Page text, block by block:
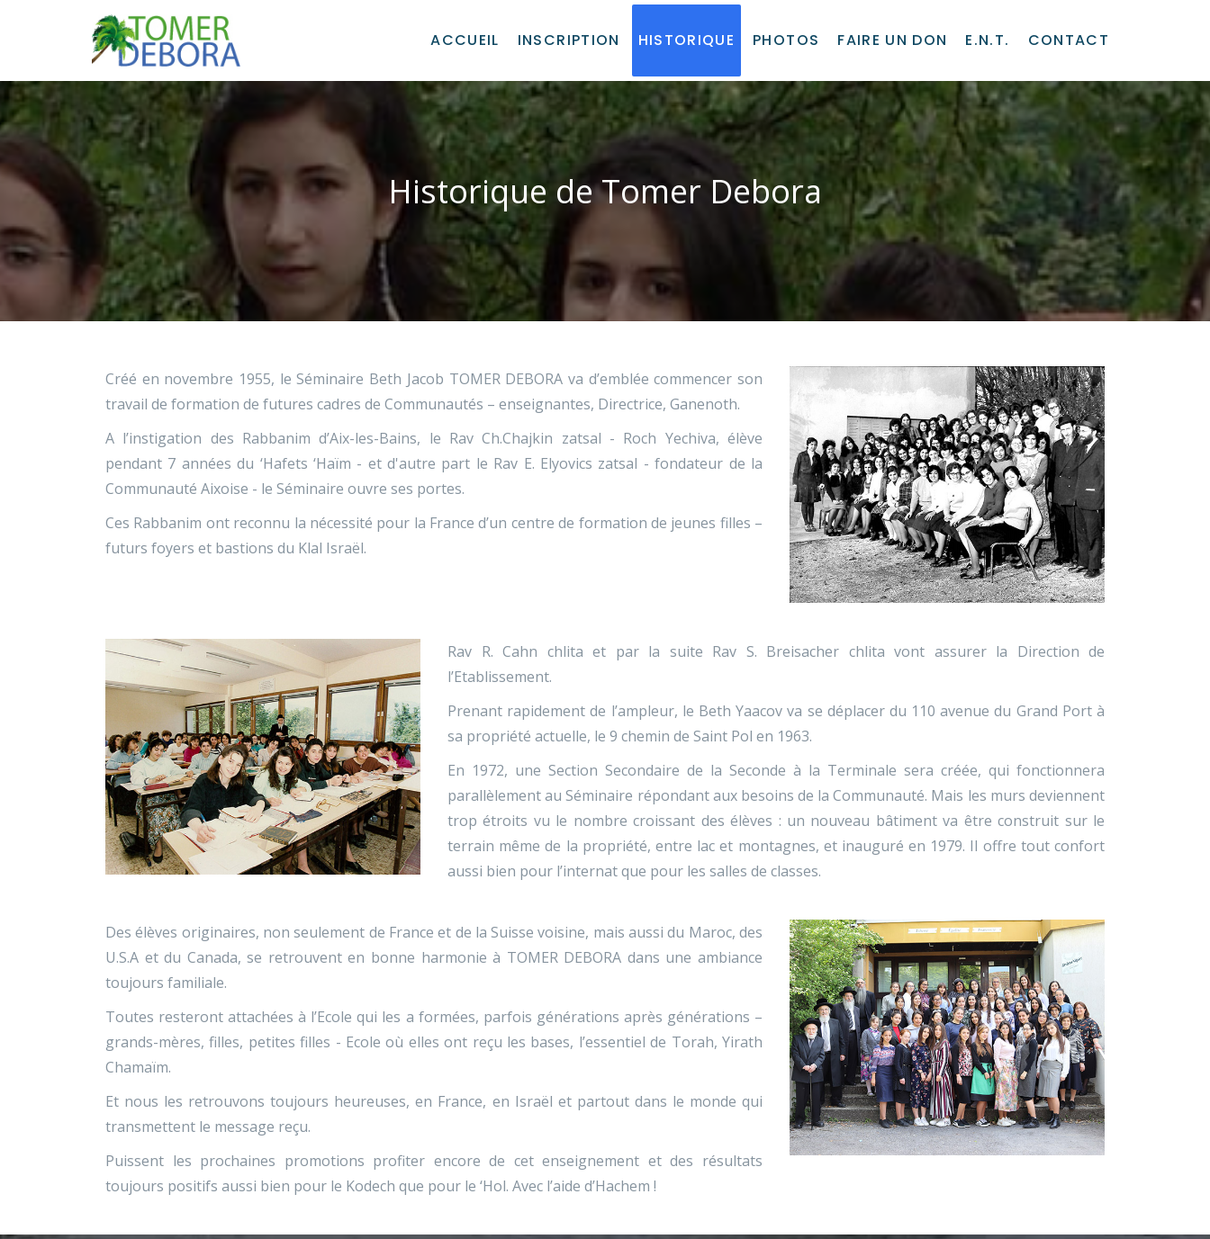
ACCUEIL INSCRIPTION HISTORIQUE PHOTOS FAIRE UN DON E.N.T. CONTACT
Historique de Tomer Debora
Créé en novembre 1955, le Séminaire Beth Jacob TOMER DEBORA va d’emblée commencer son
travail de formation de futures cadres de Communautés – enseignantes, Directrice, Ganenoth.
A l’instigation des Rabbanim d’Aix-les-Bains, le Rav Ch.Chajkin zatsal - Roch Yechiva, élève
pendant 7 années du ‘Hafets ‘Haïm - et d'autre part le Rav E. Elyovics zatsal - fondateur de la
Communauté Aixoise - le Séminaire ouvre ses portes.
Ces Rabbanim ont reconnu la nécessité pour la France d’un centre de formation de jeunes filles –
futurs foyers et bastions du Klal Israël.
Rav R. Cahn chlita et par la suite Rav S. Breisacher chlita vont assurer la Direction de
l’Etablissement.
Prenant rapidement de l’ampleur, le Beth Yaacov va se déplacer du 110 avenue du Grand Port à
sa propriété actuelle, le 9 chemin de Saint Pol en 1963.
En 1972, une Section Secondaire de la Seconde à la Terminale sera créée, qui fonctionnera
parallèlement au Séminaire répondant aux besoins de la Communauté. Mais les murs deviennent
trop étroits vu le nombre croissant des élèves : un nouveau bâtiment va être construit sur le
terrain même de la propriété, entre lac et montagnes, et inauguré en 1979. Il offre tout confort
aussi bien pour l’internat que pour les salles de classes.
Des élèves originaires, non seulement de France et de la Suisse voisine, mais aussi du Maroc, des
U.S.A et du Canada, se retrouvent en bonne harmonie à TOMER DEBORA dans une ambiance
toujours familiale.
Toutes resteront attachées à l’Ecole qui les a formées, parfois générations après générations –
grands-mères, filles, petites filles - Ecole où elles ont reçu les bases, l’essentiel de Torah, Yirath
Chamaïm.
Et nous les retrouvons toujours heureuses, en France, en Israël et partout dans le monde qui
transmettent le message reçu.
Puissent les prochaines promotions profiter encore de cet enseignement et des résultats
toujours positifs aussi bien pour le Kodech que pour le ‘Hol. Avec l’aide d’Hachem !